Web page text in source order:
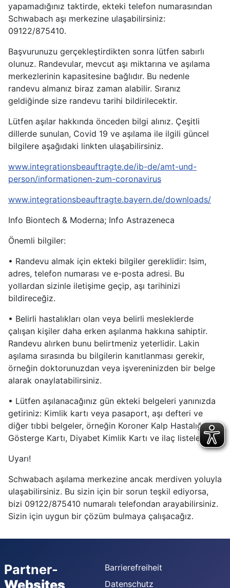
yapamadığınız taktirde, ekteki telefon numarasından
Schwabach aşı merkezine ulaşabilirsiniz:
09122/875410.
Başvurunuzu gerçekleştirdikten sonra lütfen sabırlı
olunuz. Randevular, mevcut aşı miktarına ve aşılama
merkezlerinin kapasitesine bağlıdır. Bu nedenle
randevu almanız biraz zaman alabilir. Sıranız
geldiğinde size randevu tarihi bildirilecektir.
Lütfen aşılar hakkında önceden bilgi alınız. Çeşitli
dillerde sunulan, Covid 19 ve aşılama ile ilgili güncel
bilgilere aşağıdaki linkten ulaşabilirsiniz.
www.integrationsbeauftragte.de/ib-de/amt-und-
person/informationen-zum-coronavirus
www.integrationsbeauftragte.bayern.de/downloads/
Info Biontech & Moderna; Info Astrazeneca
Önemli bilgiler:
• Randevu almak için ekteki bilgiler gereklidir: Isim,
adres, telefon numarası ve e-posta adresi. Bu
yollardan sizinle iletişime geçip, aşı tarihinizi
bildireceğiz.
• Belirli hastalıkları olan veya belirli mesleklerde
çalışan kişiler daha erken aşılanma hakkına sahiptir.
Randevu alırken bunu belirtmeniz yeterlidir. Lakin
aşılama sırasında bu bilgilerin kanıtlanması gerekir,
örneğin doktorunuzdan veya işvereninizden bir belge
alarak onaylatabilirsiniz.
• Lütfen aşılanacağınız gün ekteki belgeleri yanınızda
getiriniz: Kimlik kartı veya pasaport, aşı defteri ve
diğer tıbbi belgeler, örneğin Koroner Kalp Hastalığı
Gösterge Kartı, Diyabet Kimlik Kartı ve ilaç listeleri.
Uyarı!
Schwabach aşılama merkezine ancak merdiven yoluyla
ulaşabilirsiniz. Bu sizin için bir sorun teşkil ediyorsa,
bizi 09122/875410 numaralı telefondan arayabilirsiniz.
Sizin için uygun bir çözüm bulmaya çalışacağız.
Partner-
Barrierefreiheit
Datenschutz